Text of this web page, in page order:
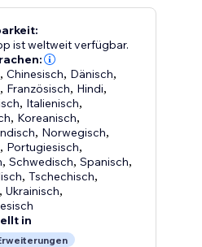
ist weltweit verfügbar.
,Chinesisch, Dänisch,
, Französisch, Hindi,
, Italienisch,
, Koreanisch,
, Norwegisch,
, Portugiesisch,
,Schwedisch,Spanisch,
,Tschechisch,
,Ukrainisch,
in